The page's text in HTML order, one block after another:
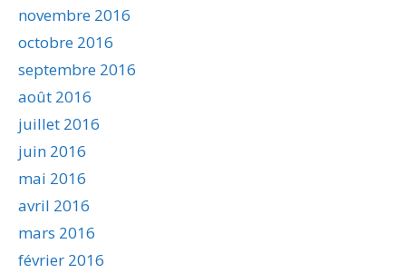
novembre 2016
octobre 2016
septembre 2016
août 2016
juillet 2016
juin 2016
mai 2016
avril 2016
mars 2016
février 2016